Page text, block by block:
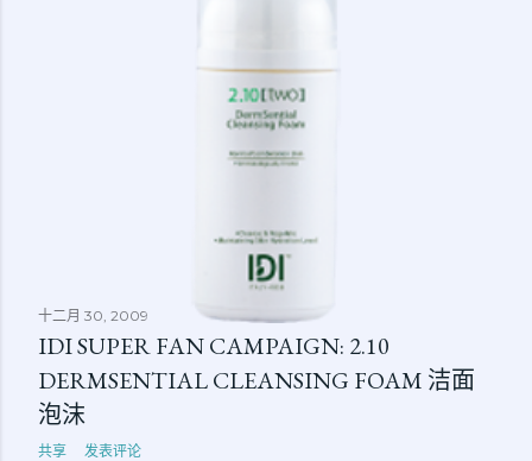
十二月 30, 2009
IDI SUPER FAN CAMPAIGN: 2.10
DERMSENTIAL CLEANSING FOAM 洁面
泡沫
共享 发表评论